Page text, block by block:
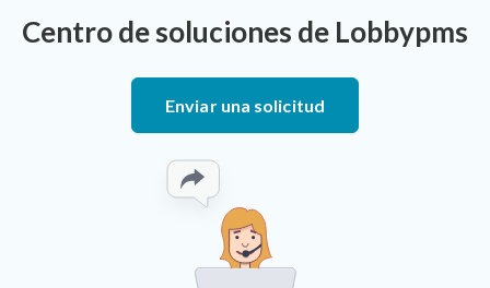
Centro de soluciones de Lobbypms
Enviar una solicitud